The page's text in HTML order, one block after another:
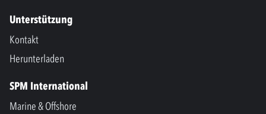
Unterstützung
Kontakt
Herunterladen
SPM International
Marine & Offshore